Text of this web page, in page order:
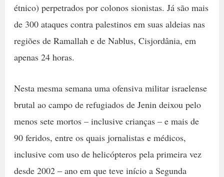
étnico) perpetrados por colonos sionistas. Já são mais
de 300 ataques contra palestinos em suas aldeias nas
regiões de Ramallah e de Nablus, Cisjordânia, em
apenas 24 horas.
Nesta mesma semana uma ofensiva militar israelense
brutal ao campo de refugiados de Jenin deixou pelo
menos sete mortos – inclusive crianças – e mais de
90 feridos, entre os quais jornalistas e médicos,
inclusive com uso de helicópteros pela primeira vez
desde 2002 – ano em que teve início a Segunda